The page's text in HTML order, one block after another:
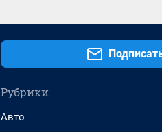
Рубрики
Авто